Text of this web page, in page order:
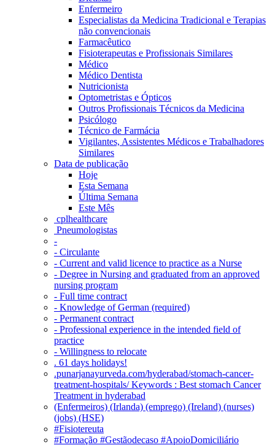
Enfermeiro
Especialistas da Medicina Tradicional e Terapias
não convencionais
Farmacêutico
Fisioterapeutas e Profissionais Similares
Médico
Médico Dentista
Nutricionista
Optometristas e Ópticos
Outros Profissionais Técnicos da Medicina
Psicólogo
Técnico de Farmácia
Vigilantes, Assistentes Médicos e Trabalhadores
Similares
Data de publicação
Hoje
Esta Semana
Última Semana
Este Mês
‎ cplhealthcare‬
Pneumologistas
-
- Circulante
- Current and valid licence to practice as a Nurse
- Degree in Nursing and graduated from an approved
nursing program
- Full time contract
- Knowledge of German (required)
- Permanent contract
- Professional experience in the intended field of
practice
- Willingness to relocate
. 61 days holidays!
.punarjanayurveda.com/hyderabad/stomach-cancer-
treatment-hospitals/ Keywords : Best stomach Cancer
Treatment in hyderabad
(Enfermeiros) (Irlanda) (emprego) (Ireland) (nurses)
(jobs) (HSE)
#Fisiotereuta
#Formação #Gestãodecaso #ApoioDomiciliário